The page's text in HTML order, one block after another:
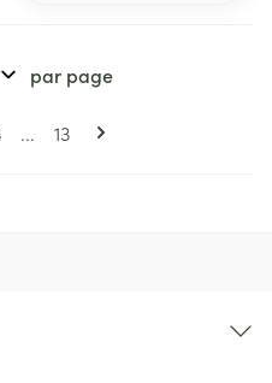
actuellement la page
... Page
13
par page